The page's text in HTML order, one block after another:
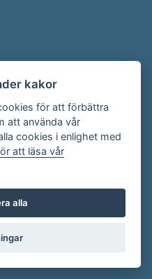
av
.
Mejla oss på
kakor
för att förbättra
att använda vår
cookies i enlighet med
att läsa vår
alla